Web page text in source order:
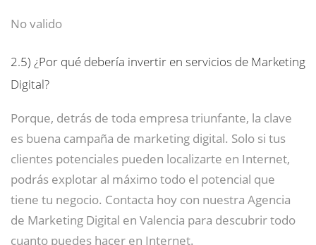
No valido
2.5) ¿Por qué debería invertir en servicios de Marketing
Digital?
Porque, detrás de toda empresa triunfante, la clave
es buena campaña de marketing digital. Solo si tus
clientes potenciales pueden localizarte en Internet,
podrás explotar al máximo todo el potencial que
tiene tu negocio. Contacta hoy con nuestra Agencia
de Marketing Digital en Valencia para descubrir todo
cuanto puedes hacer en Internet.